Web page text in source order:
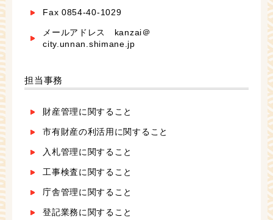
Fax 0854-40-1029
メールアドレス kanzai＠
city.unnan.shimane.jp
担当事務
財産管理に関すること
市有財産の利活用に関すること
入札管理に関すること
工事検査に関すること
庁舎管理に関すること
登記業務に関すること